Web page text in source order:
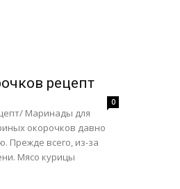
рецепт
0
Маринады для
окорочков давно
Прежде всего, из-за
Мясо курицы